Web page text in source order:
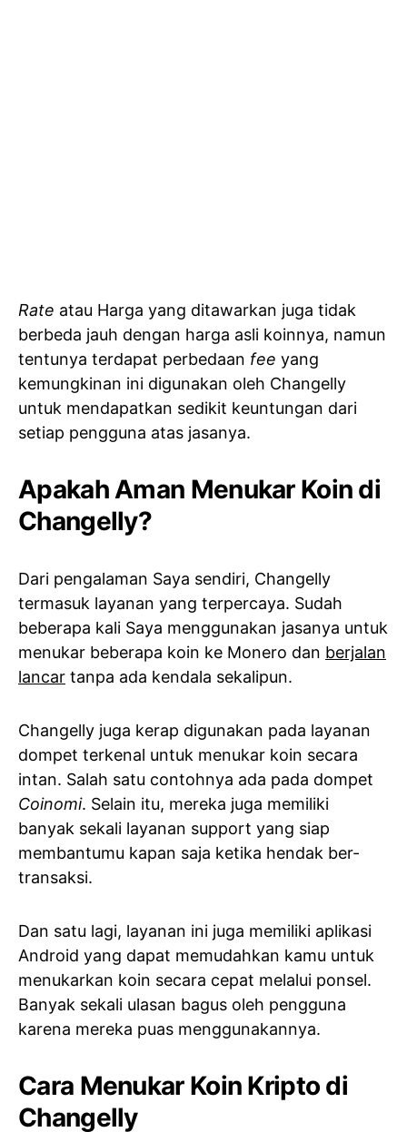
Rate atau Harga yang ditawarkan juga tidak
berbeda jauh dengan harga asli koinnya, namun
tentunya terdapat perbedaan fee yang
kemungkinan ini digunakan oleh Changelly
untuk mendapatkan sedikit keuntungan dari
setiap pengguna atas jasanya.
Apakah Aman Menukar Koin di
Changelly?
Dari pengalaman Saya sendiri, Changelly
termasuk layanan yang terpercaya. Sudah
beberapa kali Saya menggunakan jasanya untuk
menukar beberapa koin ke Monero dan berjalan
lancar tanpa ada kendala sekalipun.
Changelly juga kerap digunakan pada layanan
dompet terkenal untuk menukar koin secara
intan. Salah satu contohnya ada pada dompet
Coinomi. Selain itu, mereka juga memiliki
banyak sekali layanan support yang siap
membantumu kapan saja ketika hendak ber-
transaksi.
Dan satu lagi, layanan ini juga memiliki aplikasi
Android yang dapat memudahkan kamu untuk
menukarkan koin secara cepat melalui ponsel.
Banyak sekali ulasan bagus oleh pengguna
karena mereka puas menggunakannya.
Cara Menukar Koin Kripto di
Changelly